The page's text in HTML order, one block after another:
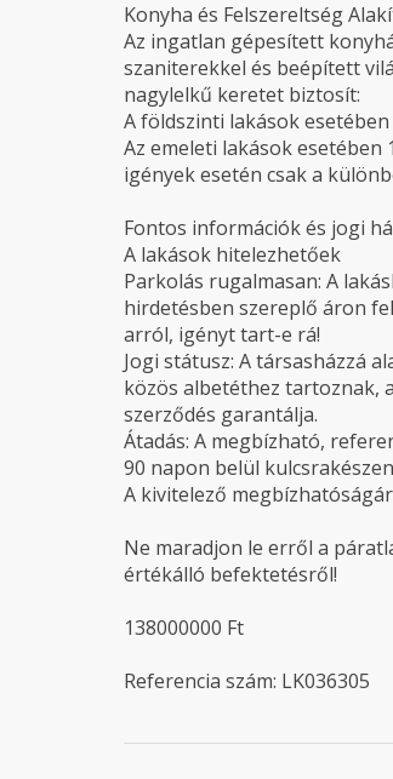
Konyha és Felszereltség
Az ingatlan gépesített
szaniterekkel és beépített
nagylelkű keretet biztosít:
A földszinti lakások esetében
Az emeleti lakások esetében
igények esetén csak a
Fontos információk és jogi
A lakások hitelezhetőek
Parkolás rugalmasan: A
hirdetésben szereplő áron
arról, igényt tart-e rá!
Jogi státusz: A társasházzá
közös albetéthez tartoznak,
szerződés garantálja.
Átadás: A megbízható,
90 napon belül
A kivitelező
Ne maradjon le erről a
értékálló befektetésről!
138000000 Ft
Referencia szám: LK036305